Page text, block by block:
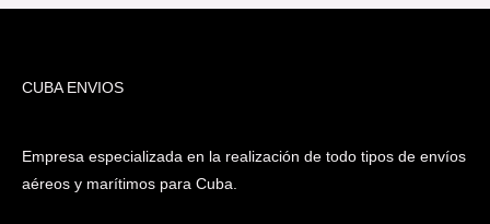
CUBA ENVIOS
Empresa especializada en la realización de todo tipos de envíos
aéreos y marítimos para Cuba.